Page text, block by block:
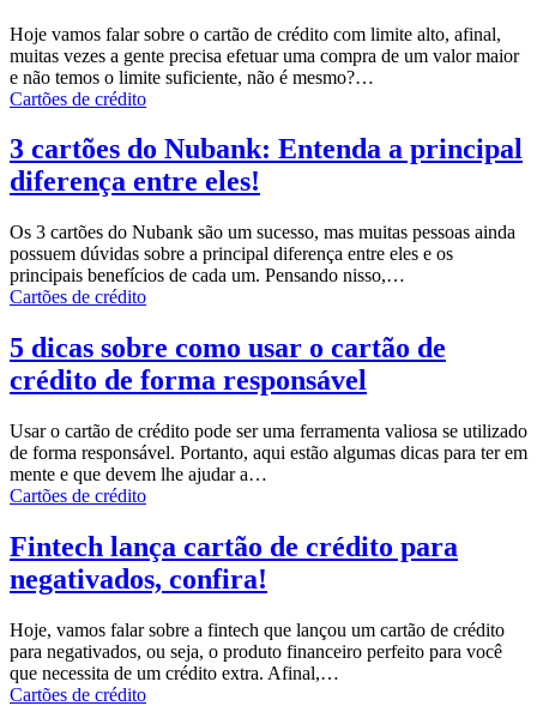
Hoje vamos falar sobre o cartão de crédito com limite alto, afinal,
muitas vezes a gente precisa efetuar uma compra de um valor maior
e não temos o limite suficiente, não é mesmo?…
Cartões de crédito
3 cartões do Nubank: Entenda a principal
diferença entre eles!
Os 3 cartões do Nubank são um sucesso, mas muitas pessoas ainda
possuem dúvidas sobre a principal diferença entre eles e os
principais benefícios de cada um. Pensando nisso,…
Cartões de crédito
5 dicas sobre como usar o cartão de
crédito de forma responsável
Usar o cartão de crédito pode ser uma ferramenta valiosa se utilizado
de forma responsável. Portanto, aqui estão algumas dicas para ter em
mente e que devem lhe ajudar a…
Cartões de crédito
Fintech lança cartão de crédito para
negativados, confira!
Hoje, vamos falar sobre a fintech que lançou um cartão de crédito
para negativados, ou seja, o produto financeiro perfeito para você
que necessita de um crédito extra. Afinal,…
Cartões de crédito